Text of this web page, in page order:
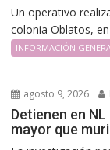
Un operativo
colonia Oblatos,
INFORMACIÓN
agosto 9, 2026
Detienen en
mayor que